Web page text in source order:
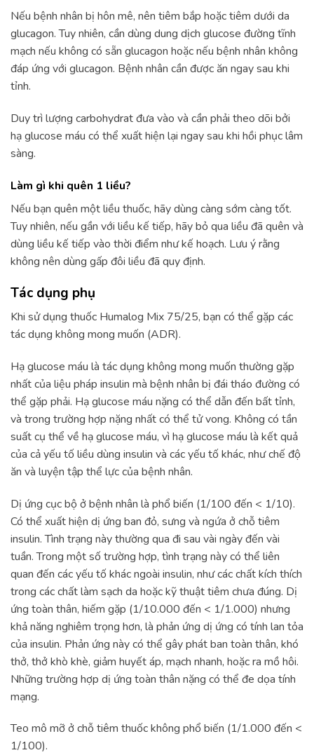
Nếu bệnh nhân bị hôn mê, nên tiêm bắp hoặc tiêm dưới da
glucagon. Tuy nhiên, cần dùng dung dịch glucose đường tĩnh
mạch nếu không có sẵn glucagon hoặc nếu bệnh nhân không
đáp ứng với glucagon. Bệnh nhân cần được ăn ngay sau khi
tỉnh.
Duy trì lượng carbohydrat đưa vào và cần phải theo dõi bởi
hạ glucose máu có thể xuất hiện lại ngay sau khi hồi phục lâm
sàng.
Làm gì khi quên 1 liều?
Nếu bạn quên một liều thuốc, hãy dùng càng sớm càng tốt.
Tuy nhiên, nếu gần với liều kế tiếp, hãy bỏ qua liều đã quên và
dùng liều kế tiếp vào thời điểm như kế hoạch. Lưu ý rằng
không nên dùng gấp đôi liều đã quy định.
Tác dụng phụ
Khi sử dụng thuốc Humalog Mix 75/25, bạn có thể gặp các
tác dụng không mong muốn (ADR).
Hạ glucose máu là tác dụng không mong muốn thường gặp
nhất của liệu pháp insulin mà bệnh nhân bị đái tháo đường có
thể gặp phải. Hạ glucose máu nặng có thể dẫn đến bất tỉnh,
và trong trường hợp nặng nhất có thể tử vong. Không có tần
suất cụ thể về hạ glucose máu, vì hạ glucose máu là kết quả
của cả yếu tố liều dùng insulin và các yếu tố khác, như chế độ
ăn và luyện tập thể lực của bệnh nhân.
Dị ứng cục bộ ở bệnh nhân là phổ biến (1/100 đến < 1/10).
Có thể xuất hiện dị ứng ban đỏ, sưng và ngứa ở chỗ tiêm
insulin. Tình trạng này thường qua đi sau vài ngày đến vài
tuần. Trong một số trường hợp, tình trạng này có thể liên
quan đến các yếu tố khác ngoài insulin, như các chất kích thích
trong các chất làm sạch da hoặc kỹ thuật tiêm chưa đúng. Dị
ứng toàn thân, hiếm gặp (1/10.000 đến < 1/1.000) nhưng
khả năng nghiêm trọng hơn, là phản ứng dị ứng có tính lan tỏa
của insulin. Phản ứng này có thể gây phát ban toàn thân, khó
thở, thở khò khè, giảm huyết áp, mạch nhanh, hoặc ra mồ hôi.
Những trường hợp dị ứng toàn thân nặng có thể đe dọa tính
mạng.
Teo mô mỡ ở chỗ tiêm thuốc không phổ biến (1/1.000 đến <
1/100).